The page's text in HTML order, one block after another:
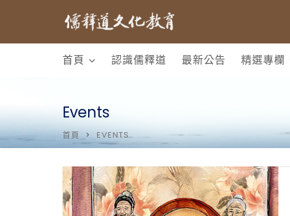
首頁 認識儒釋道 最新公告 精選專欄
Events
首頁 EVENTS